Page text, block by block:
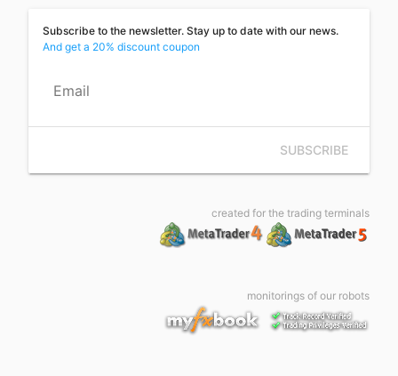
Subscribe to the newsletter. Stay up to date with our news.
And get a 20% discount coupon
Email
SUBSCRIBE
created for the trading terminals
monitorings of our robots